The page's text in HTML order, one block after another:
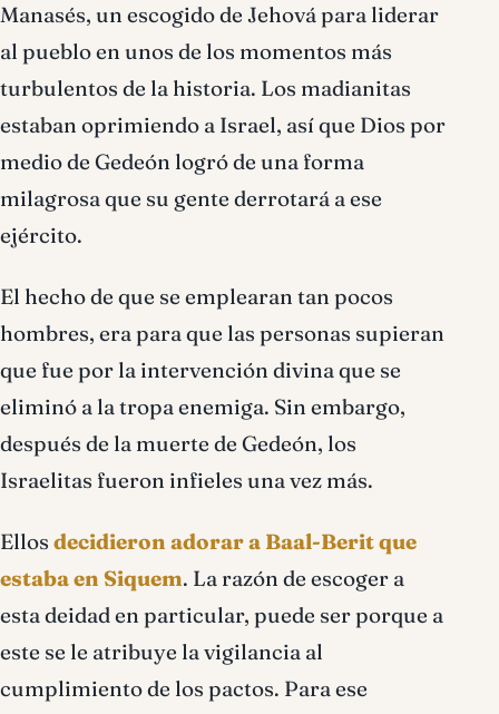
Manasés, un escogido de Jehová para liderar
al pueblo en unos de los momentos más
turbulentos de la historia. Los madianitas
estaban oprimiendo a Israel, así que Dios por
medio de Gedeón logró de una forma
milagrosa que su gente derrotará a ese
ejército.
El hecho de que se emplearan tan pocos
hombres, era para que las personas supieran
que fue por la intervención divina que se
eliminó a la tropa enemiga. Sin embargo,
después de la muerte de Gedeón, los
Israelitas fueron infieles una vez más.
Ellos decidieron adorar a Baal-Berit que
estaba en Siquem. La razón de escoger a
esta deidad en particular, puede ser porque a
este se le atribuye la vigilancia al
cumplimiento de los pactos. Para ese